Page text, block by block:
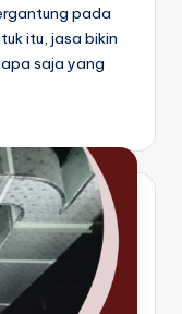
pada
itu, jasa bikin
saja yang